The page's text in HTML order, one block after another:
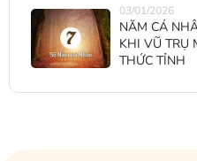
03/01/2026
NĂM CÁ
KHI VŨ TRỤ
THỨC TỈNH